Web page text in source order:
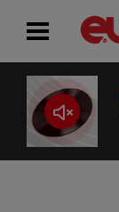
ACASĂ
ȘTIRI